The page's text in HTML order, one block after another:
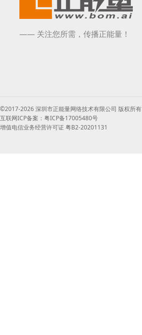
—— 关注您所需，传播正能量！
©2017-2026 深圳市正能量网络技术有限公司 版权所有
互联网ICP备案：粤ICP备17005480号
增值电信业务经营许可证 粤B2-20201131